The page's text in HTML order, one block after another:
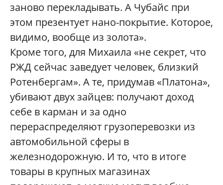
заново перекладывать. А Чубайс при
этом презентует нано-покрытие. Которое,
видимо, вообще из золота».
Кроме того, для Михаила «не секрет, что
РЖД сейчас заведует человек, близкий
Ротенбергам». А те, придумав «Платона»,
убивают двух зайцев: получают доход
себе в карман и за одно
перераспределяют грузоперевозки из
автомобильной сферы в
железнодорожную. И то, что в итоге
товары в крупных магазинах